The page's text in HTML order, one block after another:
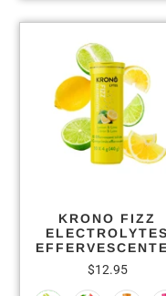
KRONO FIZZ
ELECTROLYTES
$12.95